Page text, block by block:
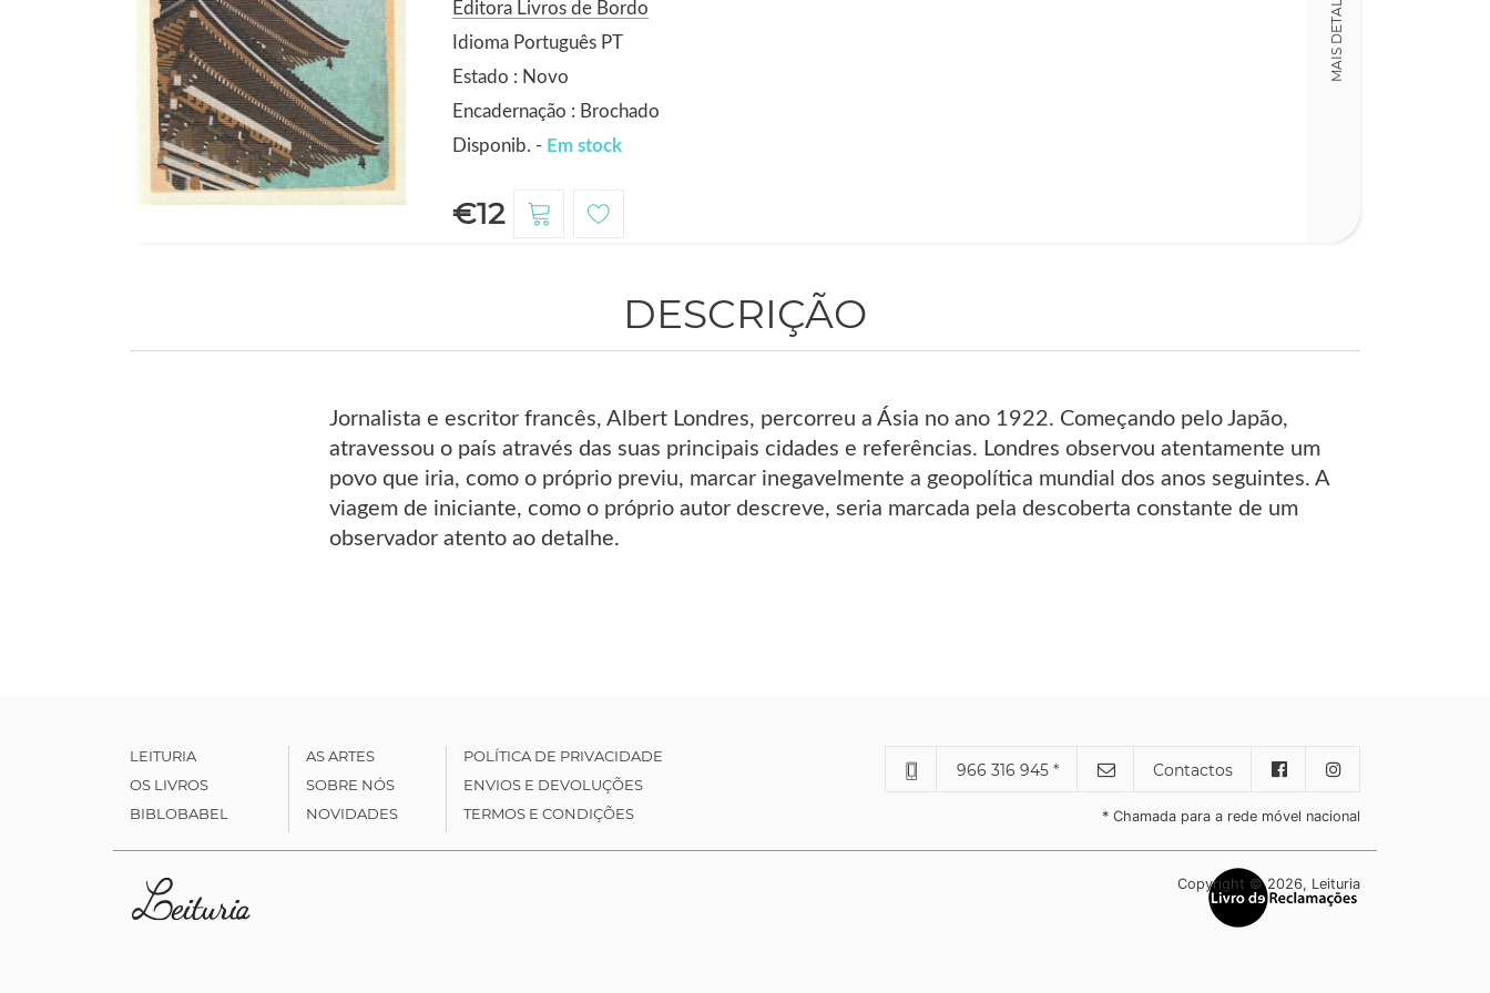
Editora Livros de Bordo
Idioma Português PT
Estado : Novo
Encadernação : Brochado
Disponib. - Em stock
€12
MAIS DETALHES
DESCRIÇÃO
Jornalista e escritor francês, Albert Londres, percorreu a Ásia no ano 1922. Começando pelo Japão,
atravessou o país através das suas principais cidades e referências. Londres observou atentamente um
povo que iria, como o próprio previu, marcar inegavelmente a geopolítica mundial dos anos seguintes. A
viagem de iniciante, como o próprio autor descreve, seria marcada pela descoberta constante de um
observador atento ao detalhe.
LEITURIA
OS LIVROS
BIBLOBABEL
AS ARTES
SOBRE NÓS
NOVIDADES
POLÍTICA DE PRIVACIDADE
ENVIOS E DEVOLUÇÕES
TERMOS E CONDIÇÕES
966 316 945 * Contactos
* Chamada para a rede móvel nacional
Copyright © 2026, Leituria